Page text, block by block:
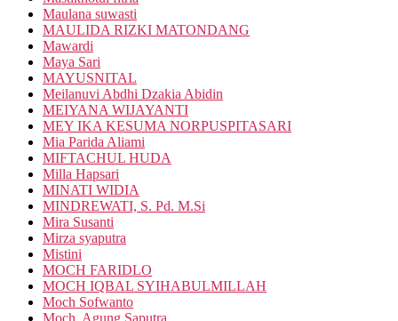
Maulana suwasti
MAULIDA RIZKI MATONDANG
Mawardi
Maya Sari
MAYUSNITAL
Meilanuvi Abdhi Dzakia Abidin
MEIYANA WIJAYANTI
MEY IKA KESUMA NORPUSPITASARI
Mia Parida Aliami
MIFTACHUL HUDA
Milla Hapsari
MINATI WIDIA
MINDREWATI, S. Pd. M.Si
Mira Susanti
Mirza syaputra
Mistini
MOCH FARIDLO
MOCH IQBAL SYIHABULMILLAH
Moch Sofwanto
Moch. Agung Saputra